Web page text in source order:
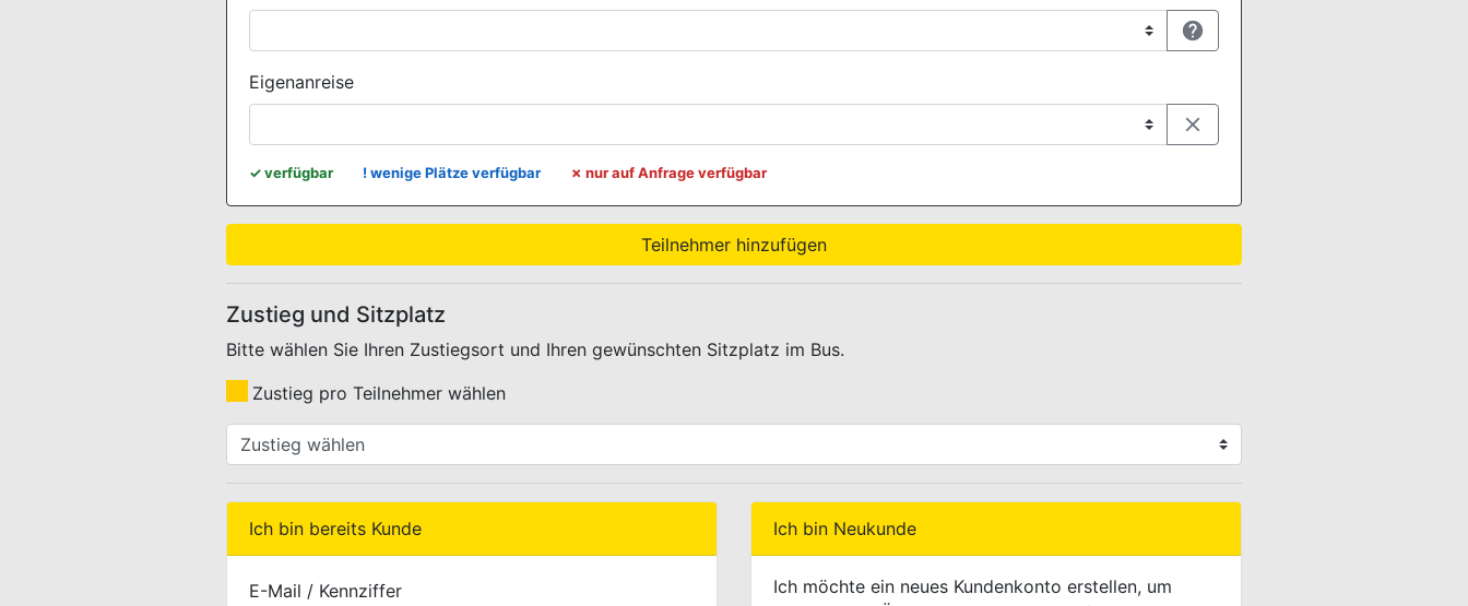

Eigenanreise

WEBBUCHUNG.VIEW.KONTINGENTE.LEGENDE.TITLE
✓verfügbar ! wenige Plätze verfügbar ✗ nur auf Anfrage verfügbar
Teilnehmer hinzufügen
Zustieg und Sitzplatz
Bitte wählen Sie Ihren Zustiegsort und Ihren gewünschten Sitzplatz im Bus.
Zustieg pro Teilnehmer wählen
WEBBUCHUNG.VIEW.ZUSTIEG.SELECT.LABEL
Ich bin bereits Kunde
E-Mail / Kennziffer
Ich bin Neukunde
Ich möchte ein neues Kundenkonto erstellen, um